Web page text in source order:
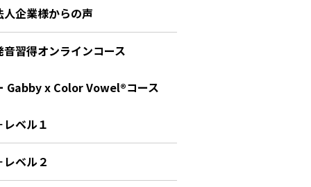
人企業様からの声
音習得オンラインコース
Gabby x Color Vowel®︎コース
レベル１
レベル２